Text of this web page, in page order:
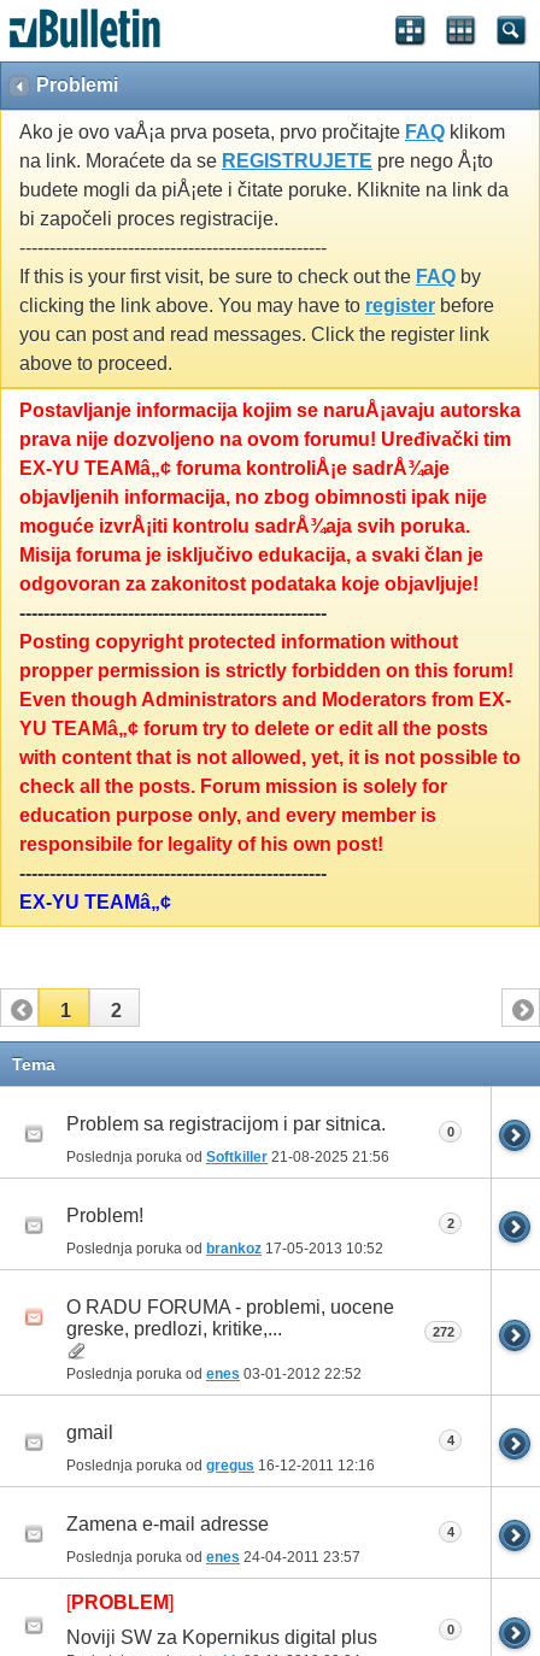
Problemi
Ako je ovo vaÅ¡a prva poseta, prvo pročitajte FAQ klikom
na link. Moraćete da se REGISTRUJETE pre nego Å¡to
budete mogli da piÅ¡ete i čitate poruke. Kliknite na link da
bi započeli proces registracije.
---------------------------------------------------
If this is your first visit, be sure to check out the FAQ by
clicking the link above. You may have to register before
you can post and read messages. Click the register link
above to proceed.
Postavljanje informacija kojim se naruÅ¡avaju autorska
prava nije dozvoljeno na ovom forumu! Uređivački tim
EX-YU TEAMâ„¢ foruma kontroliÅ¡e sadrÅ¾aje
objavljenih informacija, no zbog obimnosti ipak nije
moguće izvrÅ¡iti kontrolu sadrÅ¾aja svih poruka.
Misija foruma je isključivo edukacija, a svaki član je
odgovoran za zakonitost podataka koje objavljuje!
---------------------------------------------------
Posting copyright protected information without
propper permission is strictly forbidden on this forum!
Even though Administrators and Moderators from EX-
YU TEAMâ„¢ forum try to delete or edit all the posts
with content that is not allowed, yet, it is not possible to
check all the posts. Forum mission is solely for
education purpose only, and every member is
responsibile for legality of his own post!
---------------------------------------------------
EX-YU TEAMâ„¢
1 2
Tema
Problem sa registracijom i par sitnica.
Poslednja poruka od Softkiller 21-08-2025 21:56
0
Problem!
Poslednja poruka od brankoz 17-05-2013 10:52
2
O RADU FORUMA - problemi, uocene
greske, predlozi, kritike,...
Poslednja poruka od enes 03-01-2012 22:52
272
gmail
Poslednja poruka od gregus 16-12-2011 12:16
4
Zamena e-mail adresse
Poslednja poruka od enes 24-04-2011 23:57
4
[PROBLEM]
Noviji SW za Kopernikus digital plus
0